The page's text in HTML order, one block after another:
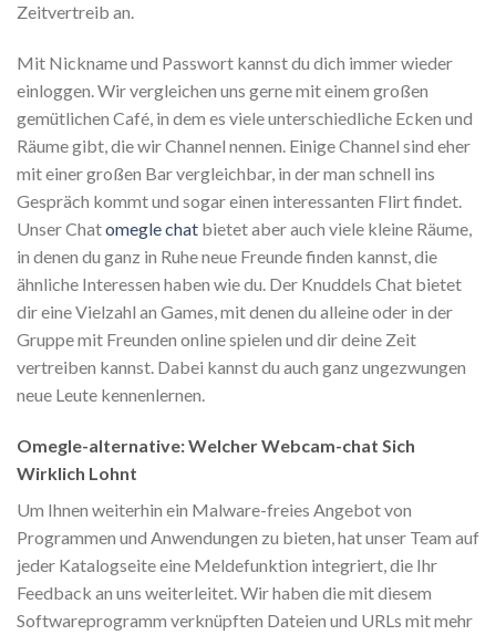
Zeitvertreib an.
Mit Nickname und Passwort kannst du dich immer wieder
einloggen. Wir vergleichen uns gerne mit einem großen
gemütlichen Café, in dem es viele unterschiedliche Ecken und
Räume gibt, die wir Channel nennen. Einige Channel sind eher
mit einer großen Bar vergleichbar, in der man schnell ins
Gespräch kommt und sogar einen interessanten Flirt findet.
Unser Chatomegle chat bietet aber auch viele kleine Räume,
in denen du ganz in Ruhe neue Freunde finden kannst, die
ähnliche Interessen haben wie du. Der Knuddels Chat bietet
dir eine Vielzahl an Games, mit denen du alleine oder in der
Gruppe mit Freunden online spielen und dir deine Zeit
vertreiben kannst. Dabei kannst du auch ganz ungezwungen
neue Leute kennenlernen.
Omegle-alternative: Welcher Webcam-chat Sich
Wirklich Lohnt
Um Ihnen weiterhin ein Malware-freies Angebot von
Programmen und Anwendungen zu bieten, hat unser Team auf
jeder Katalogseite eine Meldefunktion integriert, die Ihr
Feedback an uns weiterleitet. Wir haben die mit diesem
Softwareprogramm verknüpften Dateien und URLs mit mehr